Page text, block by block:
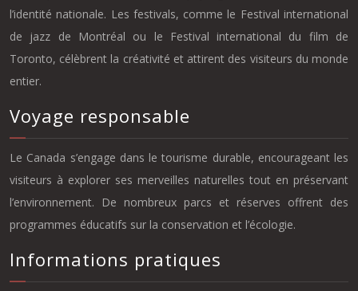
l’identité nationale. Les festivals, comme le Festival international
de jazz de Montréal ou le Festival international du film de
Toronto, célèbrent la créativité et attirent des visiteurs du monde
entier.
Voyage responsable
Le Canada s’engage dans le tourisme durable, encourageant les
visiteurs à explorer ses merveilles naturelles tout en préservant
l’environnement. De nombreux parcs et réserves offrent des
programmes éducatifs sur la conservation et l’écologie.
Informations pratiques